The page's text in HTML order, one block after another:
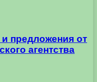
предложения от
агентства